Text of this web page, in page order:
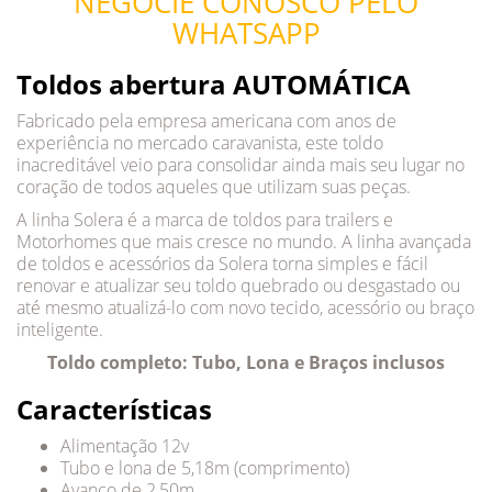
WHATSAPP
Toldos abertura AUTOMÁTICA
Fabricado pela empresa americana com anos de
experiência no mercado caravanista, este toldo
inacreditável veio para consolidar ainda mais seu lugar no
coração de todos aqueles que utilizam suas peças.
A linha Solera é a marca de toldos para trailers e
Motorhomes que mais cresce no mundo. A linha avançada
de toldos e acessórios da Solera torna simples e fácil
renovar e atualizar seu toldo quebrado ou desgastado ou
até mesmo atualizá-lo com novo tecido, acessório ou braço
inteligente.
Toldo completo: Tubo, Lona e Braços inclusos
Características
Alimentação 12v
Tubo e lona de 5,18m (comprimento)